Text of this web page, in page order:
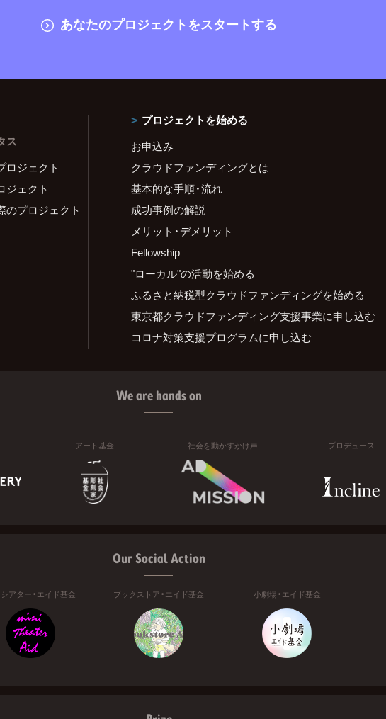
あなたのプロジェクトをスタートする
ス
ロジェクト
ジェクト
のプロジェクト
プロジェクトを始める
お申込み
クラウドファンディングとは
基本的な手順・流れ
成功事例の解説
メリット・デメリット
Fellowship
"ローカル"の活動を始める
ふるさと納税型クラウドファンディングを始める
東京都クラウドファンディング支援事業に申し込む
コロナ対策支援プログラムに申し込む
We are hands on
アート基金 社会を動かすかけ声 プロデュース
Our Social Action
アター・エイド基金 ブックストア・エイド基金 小劇場・エイド基金